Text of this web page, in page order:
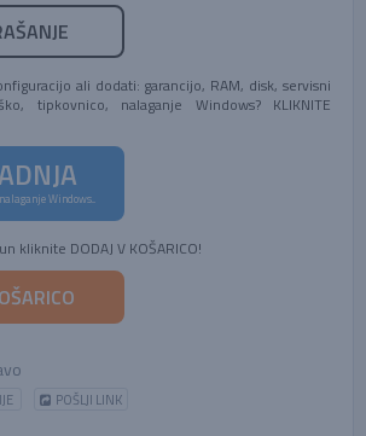
ali dodati: garancijo, RAM, disk, servisni
tipkovnico, nalaganje Windows? KLIKNITE
Windows...
kliknite DODAJ V KOŠARICO!
POŠLJI LINK